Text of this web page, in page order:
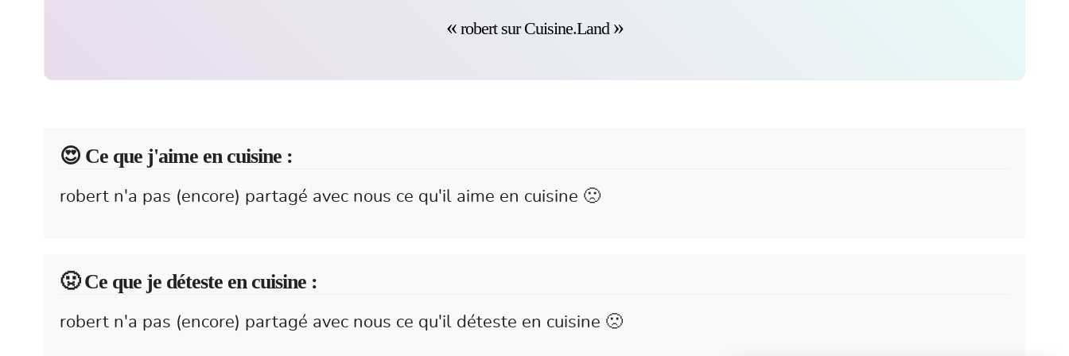
robert sur Cuisine.Land
😍️ Ce que j'aime en cuisine :
robert n'a pas (encore) partagé avec nous ce qu'il aime en cuisine 🙁
🤢 Ce que je déteste en cuisine :
robert n'a pas (encore) partagé avec nous ce qu'il déteste en cuisine 🙁